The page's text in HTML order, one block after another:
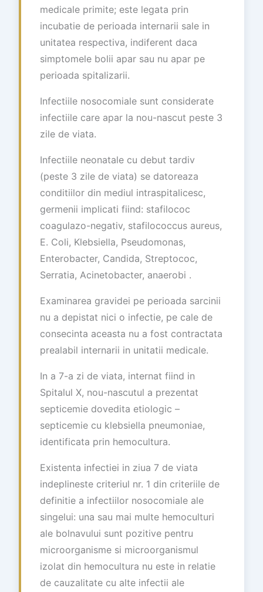
medicale primite; este legata prin
incubatie de perioada internarii sale in
unitatea respectiva, indiferent daca
simptomele bolii apar sau nu apar pe
perioada spitalizarii.
Infectiile nosocomiale sunt considerate
infectiile care apar la nou-nascut peste 3
zile de viata.
Infectiile neonatale cu debut tardiv
(peste 3 zile de viata) se datoreaza
conditiilor din mediul intraspitalicesc,
germenii implicati fiind: stafilococ
coagulazo-negativ, stafilococcus aureus,
E. Coli, Klebsiella, Pseudomonas,
Enterobacter, Candida, Streptococ,
Serratia, Acinetobacter, anaerobi .
Examinarea gravidei pe perioada sarcinii
nu a depistat nici o infectie, pe cale de
consecinta aceasta nu a fost contractata
prealabil internarii in unitatii medicale.
In a 7-a zi de viata, internat fiind in
Spitalul X, nou-nascutul a prezentat
septicemie dovedita etiologic –
septicemie cu klebsiella pneumoniae,
identificata prin hemocultura.
Existenta infectiei in ziua 7 de viata
indeplineste criteriul nr. 1 din criteriile de
definitie a infectiilor nosocomiale ale
singelui: una sau mai multe hemoculturi
ale bolnavului sunt pozitive pentru
microorganisme si microorganismul
izolat din hemocultura nu este in relatie
de cauzalitate cu alte infectii ale